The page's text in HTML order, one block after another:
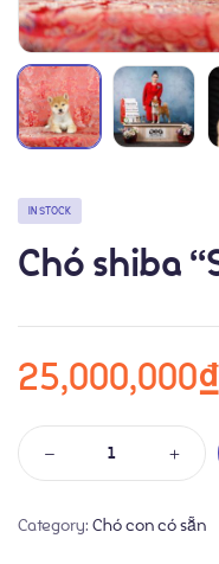
IN STOCK
Chó shiba
25,000,000₫
Category: Chó con có sẵn